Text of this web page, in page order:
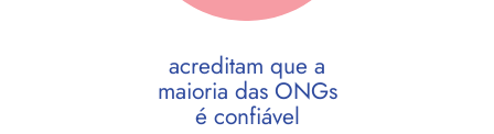
acreditam que a
maioria das ONGs
é confiável